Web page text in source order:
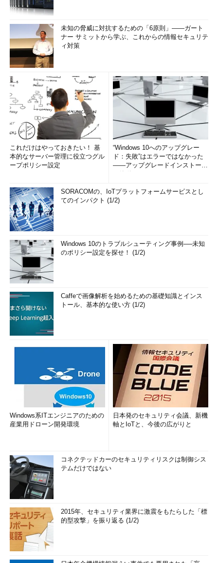
未知の脅威に対抗するための「6原則」――ガート
ナー サミットから学ぶ、これからの情報セキュリテ
ィ対策
これだけはやっておきたい！ 基
本的なサーバー管理に役立つグル
ープポリシー設定
“Windows 10へのアップグレー
ド：失敗”はエラーではなかった
――アップグレードインストール
SORACOMの、IoTプラットフォームサービスとし
てのインパクト (1/2)
Windows 10のトラブルシューティング事例──未知
のポリシー設定を探せ！ (1/2)
Caffeで画像解析を始めるための基礎知識とインス
トール、基本的な使い方 (1/2)
Windows系ITエンジニアのための
産業用ドローン開発環境
日本発のセキュリティ会議、新機
軸とIoTと、今後の広がりと
コネクテッドカーのセキュリティリスクは制御シス
テムだけではない
2015年、セキュリティ業界に激震をもたらした「標
的型攻撃」を振り返る (1/2)